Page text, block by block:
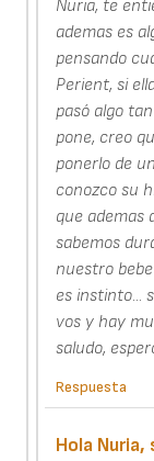
Nuria, te
ademas es
pensando
Perient, si
pasó algo
pone, creo
ponerlo de
conozco su
que ademas
sabemos
nuestro
es instinto...
vos y hay
saludo,
Respuesta
Hola Nuria,